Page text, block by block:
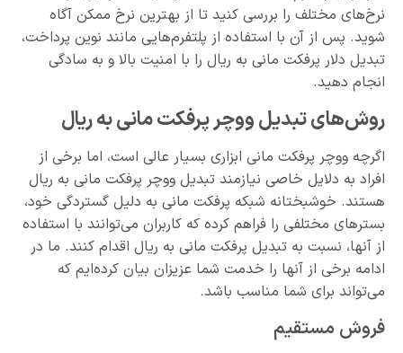
نرخ‌های مختلف را بررسی کنید تا از بهترین نرخ ممکن آگاه
شوید. پس از آن با استفاده از پلتفرم‌هایی مانند نوین پرداخت،
تبدیل دلار پرفکت مانی به ریال را با امنیت بالا و به سادگی
انجام دهید.
روش‌های تبدیل ووچر پرفکت مانی به ریال
اگرچه ووچر پرفکت مانی ابزاری بسیار عالی است، اما برخی از
افراد به دلایل خاصی نیازمند تبدیل ووچر پرفکت مانی به ریال
هستند. خوشبختانه شبکه پرفکت مانی به دلیل گستردگی خود،
بسترهای مختلفی را فراهم کرده که کاربران می‌توانند با استفاده
از آنها، نسبت به تبدیل پرفکت مانی به ریال اقدام کنند. ما در
ادامه برخی از آنها را خدمت شما عزیزان بیان کرده‌ایم که
می‌تواند برای شما مناسب باشد.
فروش مستقیم